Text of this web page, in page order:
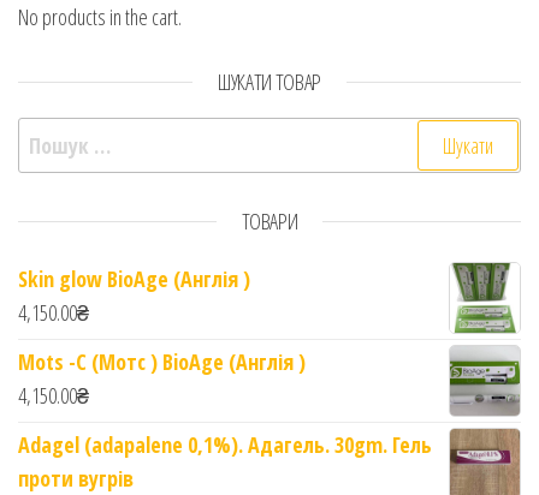
No products in the cart.
ШУКАТИ ТОВАР
Пошук:
ТОВАРИ
Skin glow BioAge (Англія )
4,150.00₴
Mots -C (Мотс ) BioAge (Англія )
4,150.00₴
Adagel (adapalene 0,1%). Адагель. 30gm. Гель
проти вугрів